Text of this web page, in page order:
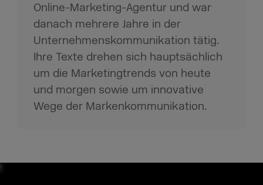
Online-Marketing-Agentur und war
danach mehrere Jahre in der
Unternehmenskommunikation tätig.
Ihre Texte drehen sich hauptsächlich
um die Marketingtrends von heute
und morgen sowie um innovative
Wege der Markenkommunikation.